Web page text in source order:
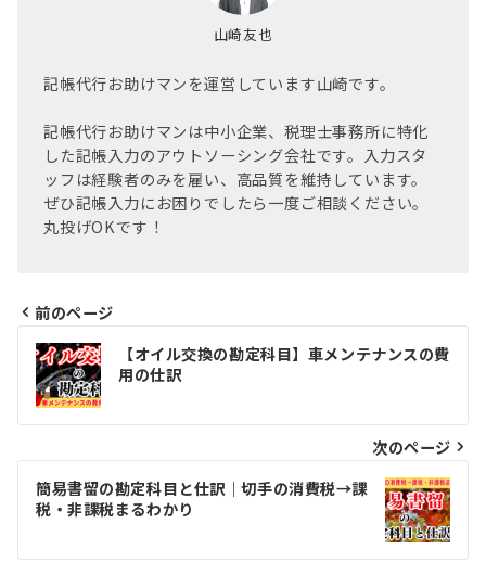
山崎友也
記帳代行お助けマンを運営しています山崎です。
記帳代行お助けマンは中小企業、税理士事務所に特化
した記帳入力のアウトソーシング会社です。入力スタ
ッフは経験者のみを雇い、高品質を維持しています。
ぜひ記帳入力にお困りでしたら一度ご相談ください。
丸投げOKです！
投
稿
ナ
ビ
ゲ
ー
前のページ
【オイル交換の勘定科目】車メンテナンスの費
用の仕訳
次のページ
簡易書留の勘定科目と仕訳｜切手の消費税→課
税・非課税まるわかり